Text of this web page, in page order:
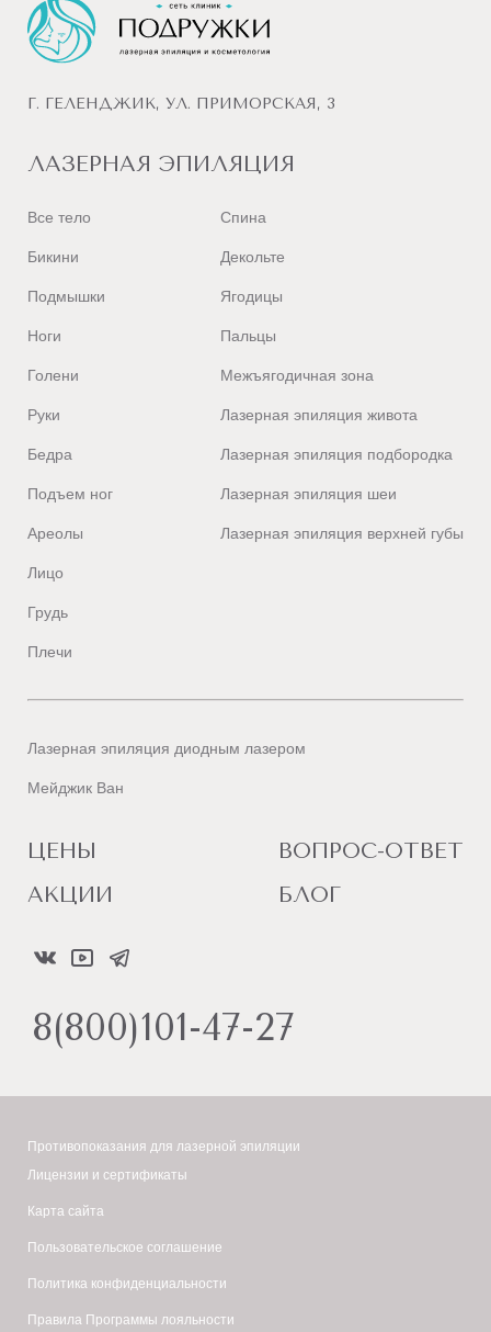
Г. ГЕЛЕНДЖИК, УЛ. ПРИМОРСКАЯ, 3
ЛАЗЕРНАЯ ЭПИЛЯЦИЯ
Все тело
Бикини
Подмышки
Ноги
Голени
Руки
Бедра
Подъем ног
Ареолы
Лицо
Грудь
Плечи
Спина
Декольте
Ягодицы
Пальцы
Межъягодичная зона
Лазерная эпиляция живота
Лазерная эпиляция подбородка
Лазерная эпиляция шеи
Лазерная эпиляция верхней губы
Лазерная эпиляция диодным лазером
Мейджик Ван
ЦЕНЫ
АКЦИИ
ВОПРОС-ОТВЕТ
БЛОГ
8(800)101-47-27
Противопоказания для лазерной эпиляции
Лицензии и сертификаты
Карта сайта
Пользовательское соглашение
Политика конфиденциальности
Правила Программы лояльности